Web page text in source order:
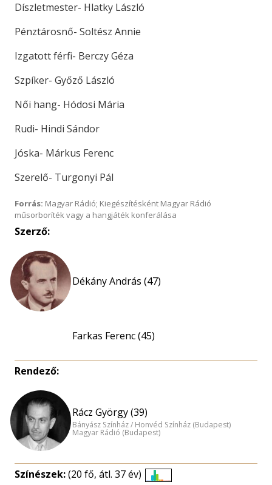
Díszletmester- Hlatky László
Pénztárosnő- Soltész Annie
Izgatott férfi- Berczy Géza
Szpíker- Győző László
Női hang- Hódosi Mária
Rudi- Hindi Sándor
Jóska- Márkus Ferenc
Szerelő- Turgonyi Pál
Forrás: Magyar Rádió; Kiegészítésként Magyar Rádió
műsorboríték vagy a hangjáték konferálása
Szerző:
Dékány András (47)
Farkas Ferenc (45)
Rendező:
Rácz György (39)
Bányász Színház / Honvéd Színház (Budapest)
Magyar Rádió (Budapest)
Színészek:(20 fő, átl. 37 év)